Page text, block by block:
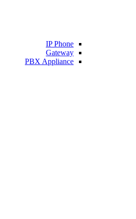
IP Phone
Gateway
PBX Appliance